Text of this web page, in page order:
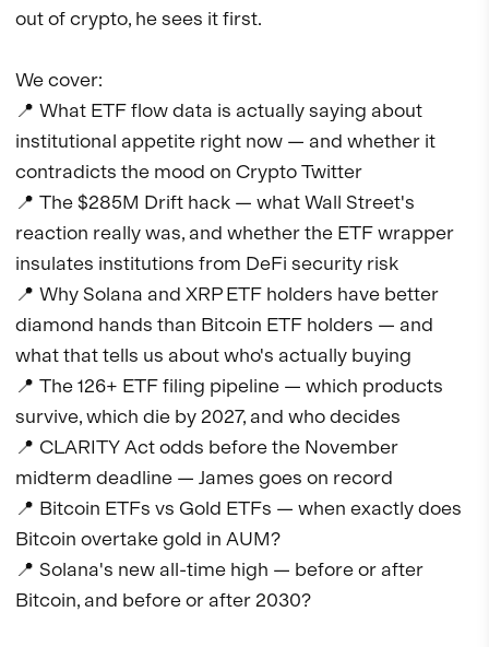
out of crypto, he sees it first.
We cover:
📍 What ETF flow data is actually saying about
institutional appetite right now — and whether it
contradicts the mood on Crypto Twitter
📍 The $285M Drift hack — what Wall Street's
reaction really was, and whether the ETF wrapper
insulates institutions from DeFi security risk
📍 Why Solana and XRP ETF holders have better
diamond hands than Bitcoin ETF holders — and
what that tells us about who's actually buying
📍 The 126+ ETF filing pipeline — which products
survive, which die by 2027, and who decides
📍 CLARITY Act odds before the November
midterm deadline — James goes on record
📍 Bitcoin ETFs vs Gold ETFs — when exactly does
Bitcoin overtake gold in AUM?
📍 Solana's new all-time high — before or after
Bitcoin, and before or after 2030?